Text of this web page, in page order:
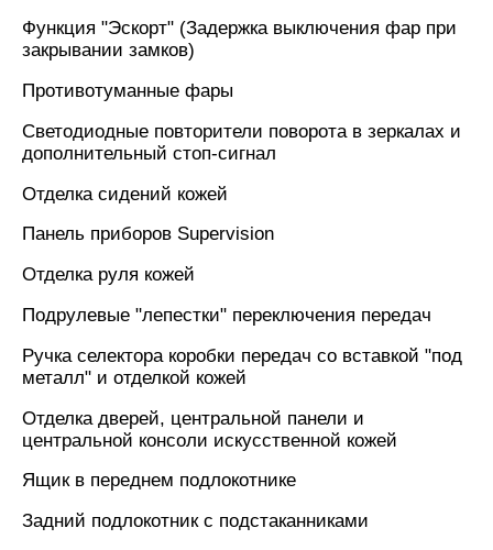
Функция "Эскорт" (Задержка выключения фар при
закрывании замков)
Противотуманные фары
Светодиодные повторители поворота в зеркалах и
дополнительный стоп-сигнал
Отделка сидений кожей
Панель приборов Supervision
Отделка руля кожей
Подрулевые "лепестки" переключения передач
Ручка селектора коробки передач со вставкой "под
металл" и отделкой кожей
Отделка дверей, центральной панели и
центральной консоли искусственной кожей
Ящик в переднем подлокотнике
Задний подлокотник с подстаканниками